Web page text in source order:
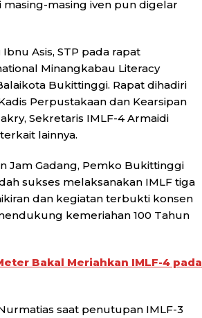
masing iven pun digelar
Asis, STP pada rapat
Minangkabau Literacy
Bukittinggi. Rapat dihadiri
Perpustakaan dan Kearsipan
Sekretaris IMLF-4 Armaidi
lainnya.
Jam Gadang, Pemko Bukittinggi
sukses melaksanakan IMLF tiga
dan kegiatan terbukti konsen
kemeriahan 100 Tahun
Bakal Meriahkan IMLF-4 pada
saat penutupan IMLF-3